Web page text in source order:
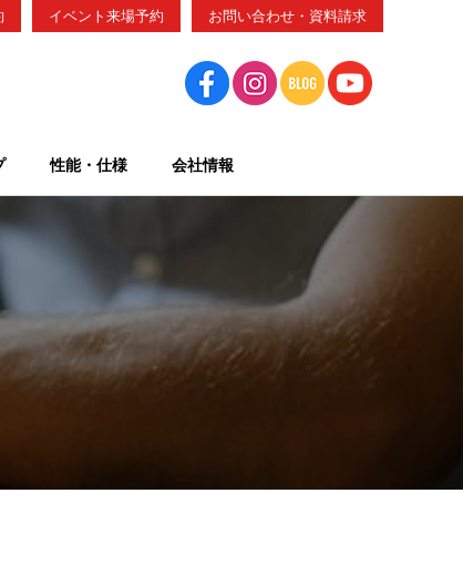
性能・仕様 会社情報
イベント来場予約 お問い合わせ・資料請求